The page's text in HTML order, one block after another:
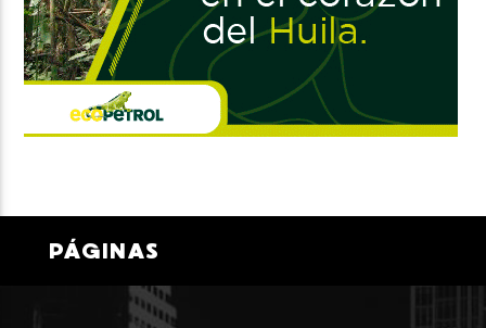
PÁGINAS